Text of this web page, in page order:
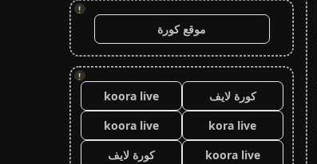
!
موقع كورة
!
كورة لايف
koora live
kora live
koora live
koora live
كورة لايف